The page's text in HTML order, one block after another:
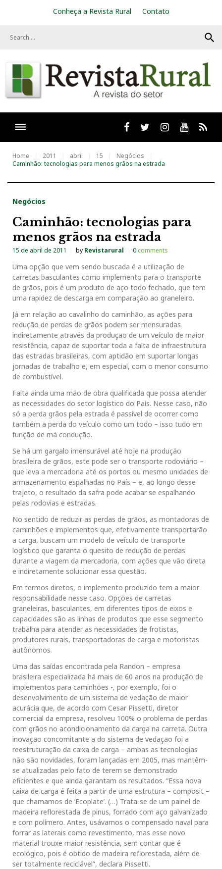
Conheça a Revista Rural Contato
search
Facebooktwitter Instagram
Youtube
Home 2011 abril 15
Negócios
Caminhão: tecnologias para menos grãos na estrada
Negócios
Caminhão: tecnologias para
menos grãos na estrada
15 de abril de 2011 by Revistarural 0comments
Uma opção que vem sendo buscada é a utilização de
carretas basculantes como implemento para o transporte
de grãos, pois é um produto de aço todo fechado, que tem
uma rapidez de descarga em comparação ao graneleiro.
Já em relação ao cavalinho do caminhão, as ações para
redução de perdas de grãos podem ser mensuradas
indiretamente através da produção de um veículo de maior
resistência, capaz de suportar toda a falta de infraestrutura
das estradas brasileiras, com aptidão em suportar longas
jornadas de trabalho e, em especial, com o menor consumo
de combustível.
Falta ainda uma mão de obra qualificada que possa atender
as necessidades do setor logístico do País. Nesse caso, não
só a perda grãos pela estrada é passível de ocorrer como
também a perda do veículo como um todo – isso tudo em
função de má condução.
Se há um gargalo imensurável até hoje na produção
brasileira de grãos, este pode ser o transporte rodoviário –
que leva a mercadoria até os portos ou mesmo unidades de
armazenamento espalhadas no País – e, ao longo desse
trajeto, o resultado da safra pode acabar se espalhando
pelas rodovias e estradas.
No sentido de reduzir as perdas de grãos, as montadoras de
caminhões e implementos que, efetivamente transportarão
a carga, buscam um modelo de veículo de transporte
logístico que garanta o quesito de redução de perdas
durante a viagem da mercadoria, com ações que vão direta
e indiretamente solucionar essa questão.
Em termos diretos, o implemento produzido tem a maior
responsabilidade nesse caso. Opções de carretas
graneleiras, basculantes, em diferentes tipos de eixos e
capacidades são as linhas de produtos que esse segmento
trabalha para atender as necessidades de frotistas,
produtores rurais, transportadoras de carga e motoristas
autônomos.
Uma das saídas encontrada pela Randon – empresa
brasileira especializada há mais de 60 anos na produção de
implementos para caminhões -, por exemplo, foi o
desenvolvimento de um sistema de vedação de maior
acurácia que, de acordo com Cesar Pissetti, diretor
comercial da empresa, resolveu 100% o problema de perdas
com grãos no acondicionamento da carga na carreta. Outra
inovação concomitante a do sistema de vedação foi a
reestruturação da caixa de carga – ambas as tecnologias
não são novidades, foram lançadas em 2005, mas mantêm-
se atualizadas pelo fato de terem se demonstrado
eficientes e que ainda garantam os resultados. “Essa nova
caixa de carga é feita a partir de uma estrutura – composit –
que chamamos de ‘Ecoplate’. (…) Trata-se de um painel de
madeira reflorestada de pinus, forrado com aço galvanizado
e com polímero. Antes, usávamos o compensado naval para
forrar as laterais como revestimento, mas esse novo
material trouxe maior resistência, sem contar que é
ecológico, pois é obtido de madeira reflorestada, além de
ser totalmente reciclável”, declara Pissetti.